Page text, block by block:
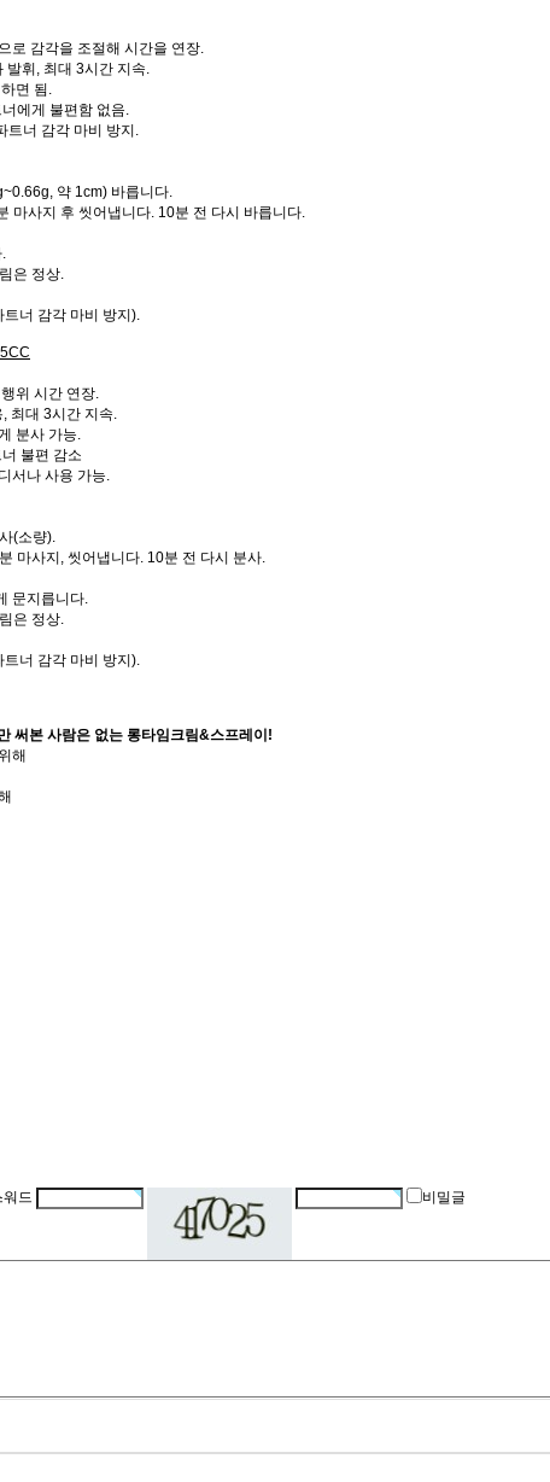
로 감각을 조절해 시간을 연장.
발휘, 최대 3시간 지속.
면 됨.
에게 불편함 없음.
트너 감각 마비 방지.
약 1cm) 바릅니다.
마사지 후 씻어냅니다. 10분 전 다시 바릅니다.
은 정상.
너 감각 마비 방지).
위 시간 연장.
최대 3시간 지속.
분사 가능.
불편 감소
서나 사용 가능.
(소량).
마사지, 씻어냅니다. 10분 전 다시 분사.
문지릅니다.
은 정상.
너 감각 마비 방지).
써본 사람은 없는 롱타임크림&스프레이!
해
워드 비밀글